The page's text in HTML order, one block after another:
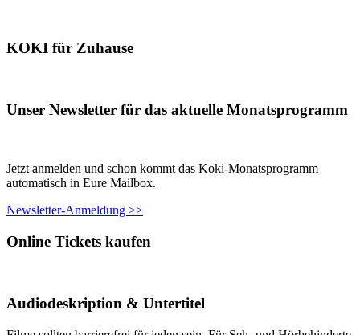
KOKI für Zuhause
Unser Newsletter für das aktuelle Monatsprogramm
Jetzt anmelden und schon kommt das Koki-Monatsprogramm
automatisch in Eure Mailbox.
Newsletter-Anmeldung >>
Online Tickets kaufen
Audiodeskription & Untertitel